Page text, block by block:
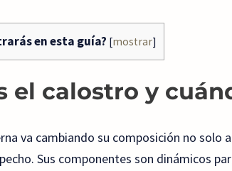
en esta guía? [mostrar]
el calostro y
va cambiando su composición no solo
Sus componentes son dinámicos